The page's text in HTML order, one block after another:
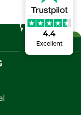
4.4
Excellent